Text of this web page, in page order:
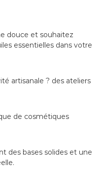
douce et souhaitez
essentielles dans votre
artisanale ? des ateliers
de cosmétiques
des bases solides et une